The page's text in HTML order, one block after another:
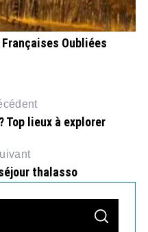
Oubliées
Top lieux à explorer
thalasso
S